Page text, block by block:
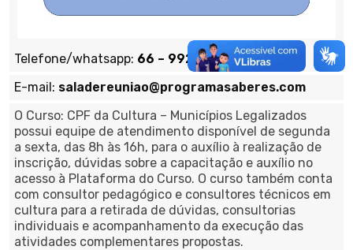
Telefone/whatsapp: 66 – 99276-2677
E-mail: saladereuniao@programasaberes.com
O Curso: CPF da Cultura – Municípios Legalizados
possui equipe de atendimento disponível de segunda
a sexta, das 8h às 16h, para o auxílio à realização de
inscrição, dúvidas sobre a capacitação e auxílio no
acesso à Plataforma do Curso. O curso também conta
com consultor pedagógico e consultores técnicos em
cultura para a retirada de dúvidas, consultorias
individuais e acompanhamento da execução das
atividades complementares propostas.